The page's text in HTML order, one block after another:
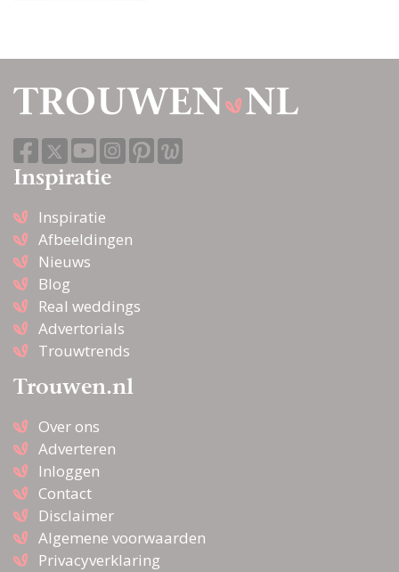
Inspiratie
Inspiratie
Afbeeldingen
Nieuws
Blog
Real weddings
Advertorials
Trouwtrends
Trouwen.nl
Over ons
Adverteren
Inloggen
Contact
Disclaimer
Algemene voorwaarden
Privacyverklaring